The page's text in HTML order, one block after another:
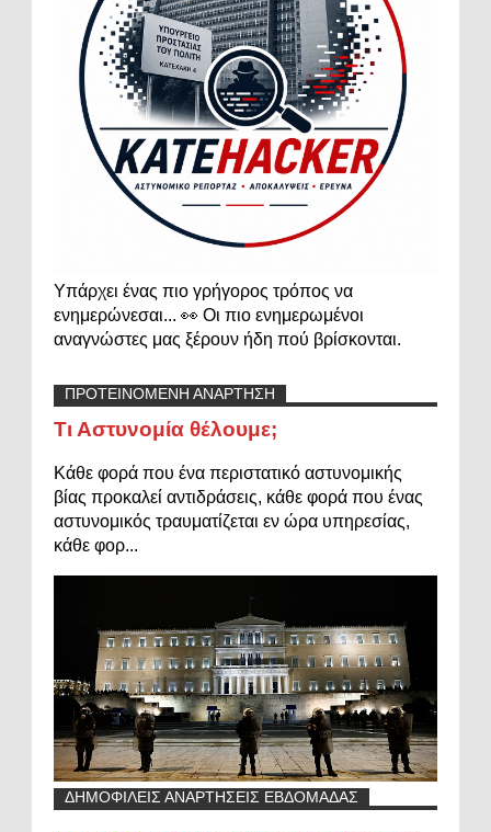
Υπάρχει ένας πιο γρήγορος τρόπος να
ενημερώνεσαι... 👀 Οι πιο ενημερωμένοι
αναγνώστες μας ξέρουν ήδη πού βρίσκονται.
ΠΡΟΤΕΙΝΟΜΕΝΗ ΑΝΑΡΤΗΣΗ
Τι Αστυνομία θέλουμε;
Κάθε φορά που ένα περιστατικό αστυνομικής
βίας προκαλεί αντιδράσεις, κάθε φορά που ένας
αστυνομικός τραυματίζεται εν ώρα υπηρεσίας,
κάθε φορ...
ΔΗΜΟΦΙΛΕΙΣ ΑΝΑΡΤΗΣΕΙΣ ΕΒΔΟΜΑΔΑΣ